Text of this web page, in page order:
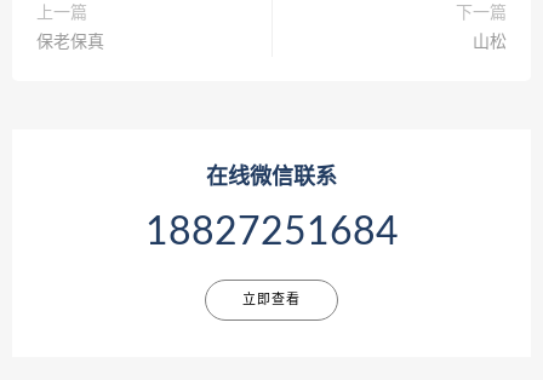
上一篇
保老保真
下一篇
山松
在线微信联系
18827251684
立即查看